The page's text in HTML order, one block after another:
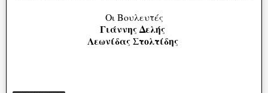
Οι Βουλευτές
Γιάννης Δελής
Λεωνίδας Στολτίδης